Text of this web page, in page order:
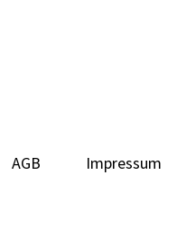
AGB Impressum